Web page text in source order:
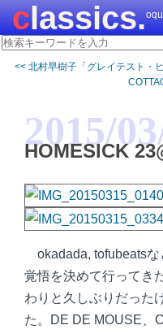
classics.
<< 北村早樹子「グレイテスト・
2015/
HOMESICK
okadada, tofubeats
覚悟を決めて行ってき
わりと久しぶりだった
た。DE DE MOUSE、